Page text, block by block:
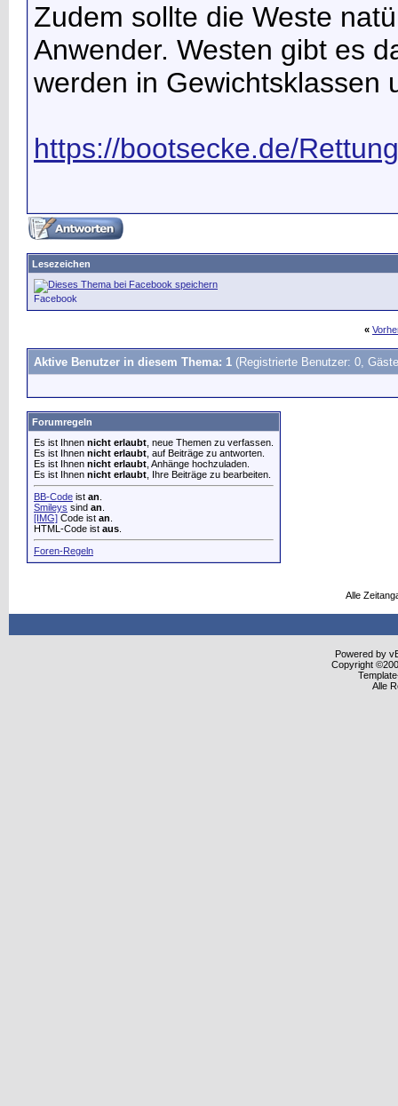
Zudem sollte die Weste
Anwender. Westen gibt es
werden in Gewichtsklassen
https://bootsecke.de/
Lesezeichen
Facebook
«
Aktive Benutzer in diesem Thema: 1 (Registrierte Benutzer: 0,
Forumregeln
Es ist Ihnen nicht erlaubt , neue Themen zu verfassen.
Es ist Ihnen nicht erlaubt , auf Beiträge zu antworten.
Es ist Ihnen nicht erlaubt , Anhänge hochzuladen.
Es ist Ihnen nicht erlaubt , Ihre Beiträge zu bearbeiten.
BB-Code ist an
Smileys sind an
[IMG] Code ist an
HTML-Code ist aus
Foren-Regeln
Alle
Powered by
Copyright
Alle